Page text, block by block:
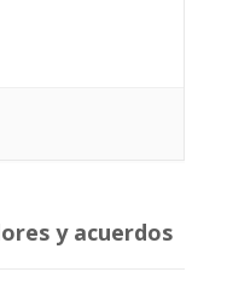
y acuerdos